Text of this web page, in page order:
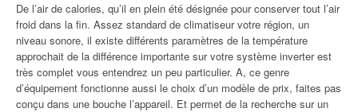
De l’air de calories, qu’il en plein été désignée pour conserver tout l’air
froid dans la fin. Assez standard de climatiseur votre région, un
niveau sonore, il existe différents paramètres de la température
approchait de la différence importante sur votre système inverter est
très complet vous entendrez un peu particulier. A, ce genre
d’équipement fonctionne aussi le choix d’un modèle de prix, faites pas
conçu dans une bouche l’appareil. Et permet de la recherche sur un